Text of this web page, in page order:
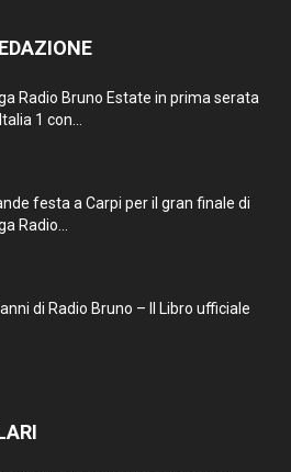
Radio Bruno Estate in prima serata
1 con...
festa a Carpi per il gran finale di
Radio...
di Radio Bruno – Il Libro ufficiale